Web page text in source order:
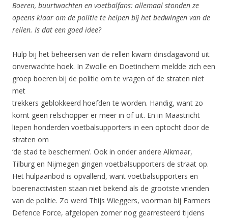
Boeren, buurtwachten en voetbalfans: allemaal stonden ze
opeens klaar om de politie te helpen bĳ het bedwingen van de
rellen. Is dat een goed idee?
Hulp bij het beheersen van de rellen kwam dinsdagavond uit
onverwachte hoek. In Zwolle en Doetinchem meldde zich een
groep boeren bij de politie om te vragen of de straten niet
met
trekkers geblokkeerd hoefden te worden. Handig, want zo
komt geen relschopper er meer in of uit. En in Maastricht
liepen honderden voetbalsupporters in een optocht door de
straten om
‘de stad te beschermen’. Ook in onder andere Alkmaar,
Tilburg en Nijmegen gingen voetbalsupporters de straat op.
Het hulpaanbod is opvallend, want voetbalsupporters en
boerenactivisten staan niet bekend als de grootste vrienden
van de politie. Zo werd Thijs Wieggers, voorman bij Farmers
Defence Force, afgelopen zomer nog gearresteerd tijdens